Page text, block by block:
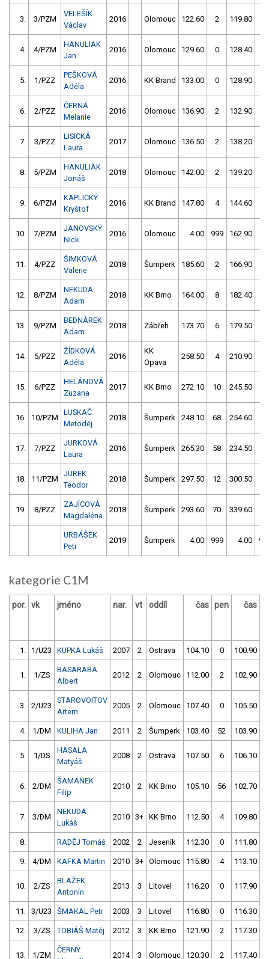
3. 3/PZM
VELEŠÍK
Václav
2016 Olomouc 122.60 2 119.80
4. 4/PZM
HANULIAK
Jan
2016 Olomouc 129.60 0 128.40
5. 1/PZZ
PEŠKOVÁ
Adéla
2016 KK Brand 133.00 0 128.90
6. 2/PZZ
ČERNÁ
Melanie
2016 Olomouc 136.90 2 132.90
7. 3/PZZ
LISICKÁ
Laura
2017 Olomouc 136.50 2 138.20
8. 5/PZM
HANULIAK
Jonáš
2018 Olomouc 142.00 2 139.20
9. 6/PZM
KAPLICKÝ
Kryštof
2016 KK Brand 147.80 4 144.60
10. 7/PZM
JANOVSKÝ
Nick
2016 Olomouc 4.00 999 162.90
11. 4/PZZ
ŠIMKOVÁ
Valerie
2018 Šumperk 185.60 2 166.90
12. 8/PZM
NEKUDA
Adam
2018 KK Brno 164.00 8 182.40
13. 9/PZM
BEDNÁREK
Adam
2018 Zábřeh 173.70 6 179.50
14. 5/PZZ
ŽÍDKOVÁ
Adéla
2016
KK
Opava
258.50 4 210.90
15. 6/PZZ
HELÁNOVÁ
Zuzana
2017 KK Brno 272.10 10 245.50
16. 10/PZM
LUSKAČ
Metoděj
2018 Šumperk 248.10 68 254.60
17. 7/PZZ
JURKOVÁ
Laura
2016 Šumperk 265.30 58 234.50
18. 11/PZM
JUREK
Teodor
2018 Šumperk 297.50 12 300.50
19. 8/PZZ
ZAJÍCOVÁ
Magdaléna
2018 Šumperk 293.60 70 339.60
URBÁŠEK
Petr
2019 Šumperk 4.00 999 4.00
kategorie C1M
por. vk jméno nar. vt oddíl čas pen čas
1. 1/U23 KUPKA Lukáš 2007 2 Ostrava 104.10 0 100.90
1. 1/ZS
BASARABA
Albert
2012 2 Olomouc 112.00 2 102.90
3. 2/U23
STAROVOITOV
Artem
2005 2 Olomouc 107.40 0 105.50
4. 1/DM KULIHA Jan 2011 2 Šumperk 103.40 52 103.90
5. 1/DS
HASALA
Matyáš
2008 2 Ostrava 107.50 6 106.10
6. 2/DM
ŠAMÁNEK
Filip
2010 2 KK Brno 105.10 56 102.70
7. 3/DM
NEKUDA
Lukáš
2010 3+ KK Brno 112.50 4 109.80
8. RADĚJ Tomáš 2002 2 Jeseník 112.30 0 111.80
9. 4/DM KAFKA Martin 2010 3+ Olomouc 115.80 4 113.10
10. 2/ZS
BLAŽEK
Antonín
2013 3 Litovel 116.20 0 117.90
11. 3/U23 ŠMAKAL Petr 2003 3 Litovel 116.80 0 116.30
12. 3/ZS TOBIÁŠ Matěj 2012 3 KK Brno 121.90 2 117.30
13. 1/ZM
ČERNÝ
2014 3 Olomouc 120.30 2 117.40